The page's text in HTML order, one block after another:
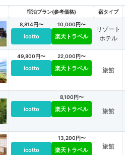
宿泊プラン(参考価格) 宿タイプ
8,814円〜
icotto
10,000円〜
楽天トラベル
リゾート
ホテル
49,800円〜
icotto
22,000円〜
楽天トラベル 旅館
icotto
8,100円〜
楽天トラベル 旅館
icotto
13,200円〜
楽天トラベル 旅館